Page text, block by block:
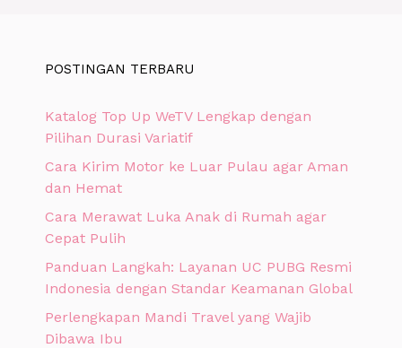
POSTINGAN TERBARU
Katalog Top Up WeTV Lengkap dengan
Pilihan Durasi Variatif
Cara Kirim Motor ke Luar Pulau agar Aman
dan Hemat
Cara Merawat Luka Anak di Rumah agar
Cepat Pulih
Panduan Langkah: Layanan UC PUBG Resmi
Indonesia dengan Standar Keamanan Global
Perlengkapan Mandi Travel yang Wajib
Dibawa Ibu